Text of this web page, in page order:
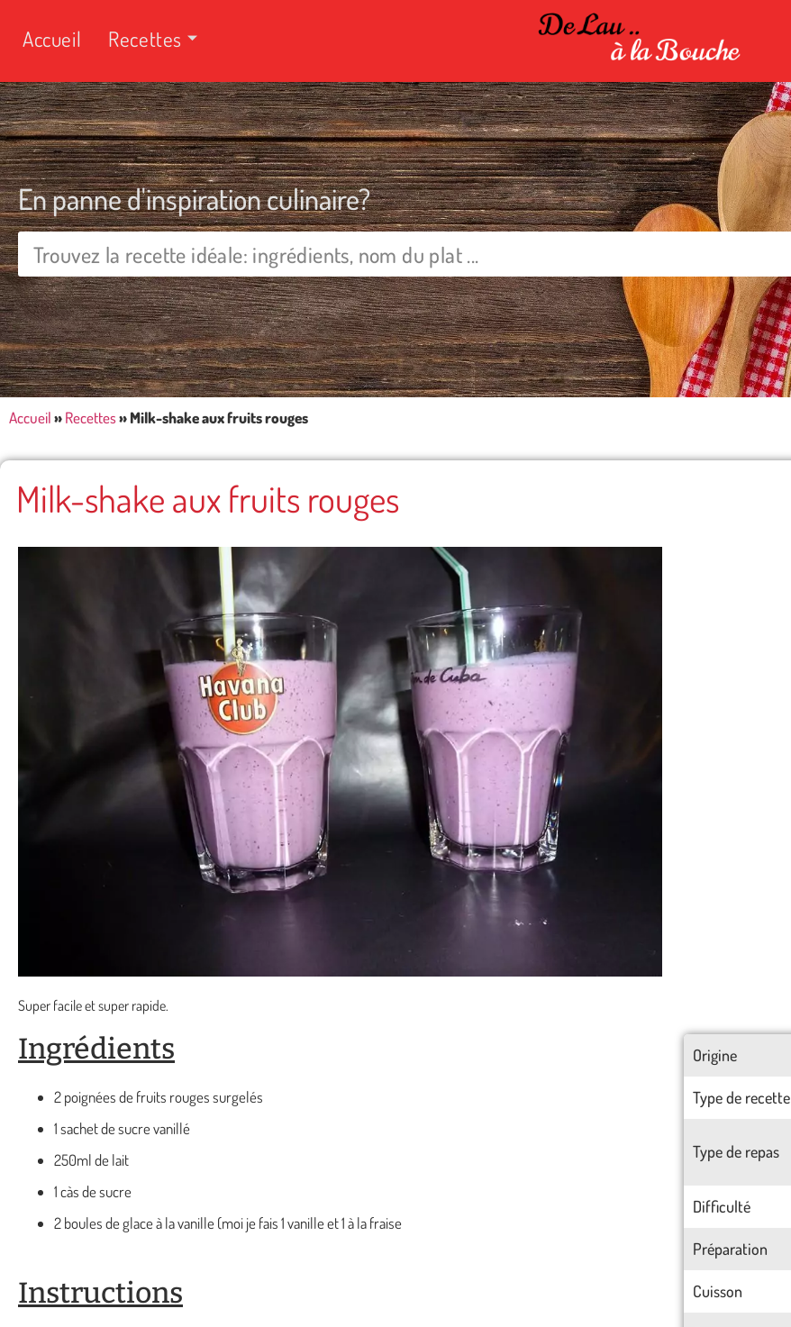
Accueil Recettes
En panne d'inspiration culinaire?
Accueil»Recettes»Milk-shake aux fruits rouges
Milk-shake aux fruits rouges
Super facile et super rapide.
Ingrédients
2 poignées de fruits rouges surgelés
1 sachet de sucre vanillé
250ml de lait
1 càs de sucre
2 boules de glace à la vanille (moi je fais 1 vanille et 1 à la fraise
Instructions
Origine
Type de recette
Type de repas
Difficulté
Préparation
Cuisson